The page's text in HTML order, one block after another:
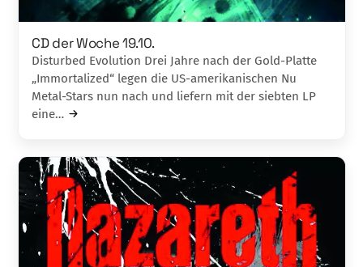
CD der Woche 19.10.
Disturbed Evolution Drei Jahre nach der Gold-Platte
„Immortali­zed“­ legen die US-amerikanischen Nu
Metal-Stars nun nach und liefern mit der siebten LP
eine…